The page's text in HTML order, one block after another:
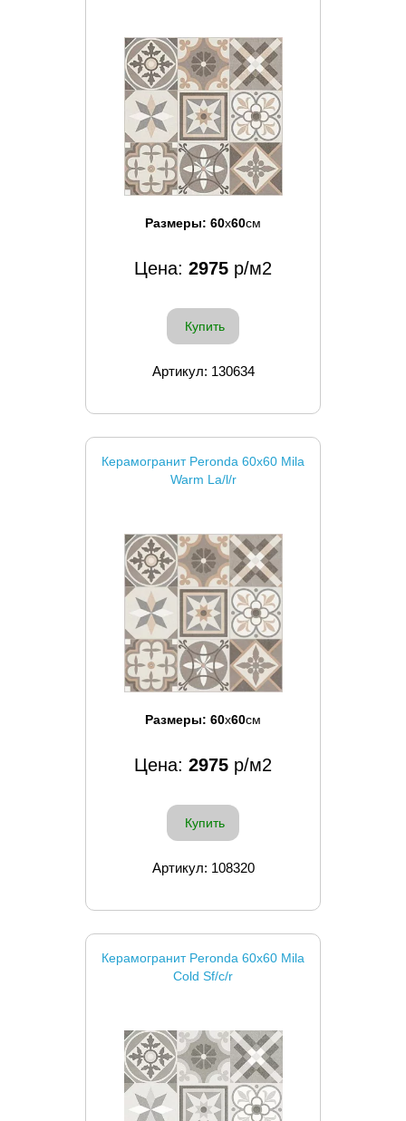
Размеры: 60x60см
Цена: 2975 р/м2
Купить
Артикул: 130634
Керамогранит Peronda 60x60 Mila
Warm La/l/r
Размеры: 60x60см
Цена: 2975 р/м2
Купить
Артикул: 108320
Керамогранит Peronda 60x60 Mila
Cold Sf/c/r